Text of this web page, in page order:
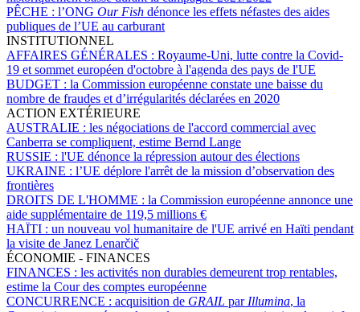
PÊCHE : l’ONG Our Fish dénonce les effets néfastes des aides
publiques de l’UE au carburant
INSTITUTIONNEL
AFFAIRES GÉNÉRALES : Royaume-Uni, lutte contre la Covid-
19 et sommet européen d'octobre à l'agenda des pays de l'UE
BUDGET : la Commission européenne constate une baisse du
nombre de fraudes et d’irrégularités déclarées en 2020
ACTION EXTÉRIEURE
AUSTRALIE : les négociations de l'accord commercial avec
Canberra se compliquent, estime Bernd Lange
RUSSIE : l'UE dénonce la répression autour des élections
UKRAINE : l’UE déplore l'arrêt de la mission d’observation des
frontières
DROITS DE L'HOMME : la Commission européenne annonce une
aide supplémentaire de 119,5 millions €
HAÏTI : un nouveau vol humanitaire de l'UE arrivé en Haïti pendant
la visite de Janez Lenarčič
ÉCONOMIE - FINANCES
FINANCES : les activités non durables demeurent trop rentables,
estime la Cour des comptes européenne
CONCURRENCE : acquisition de GRAIL par Illumina, la